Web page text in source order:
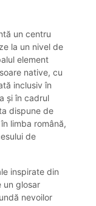
un centru
la un nivel de
element
native, cu
inclusiv în
și în cadrul
dispune de
limba română,
de
inspirate din
un glosar
nevoilor